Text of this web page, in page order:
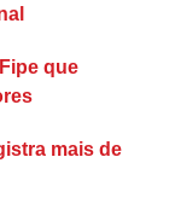
que
mais de